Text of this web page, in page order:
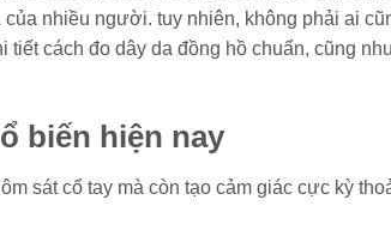
nhiều người. tuy nhiên, không phải ai
tiết cách đo dây da đồng hồ chuẩn, cũng
biến hiện nay
sát cổ tay mà còn tạo cảm giác cực kỳ